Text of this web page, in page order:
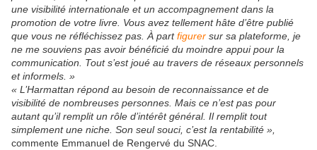
une visibilité internationale et un accompagnement dans la
promotion de votre livre. Vous avez tellement hâte d’être publié
que vous ne réfléchissez pas. À partfigurer sur sa plateforme, je
ne me souviens pas avoir bénéficié du moindre appui pour la
communication. Tout s’est joué au travers de réseaux personnels
et informels. »
« L’Harmattan répond au besoin de reconnaissance et de
visibilité de nombreuses personnes. Mais ce n’est pas pour
autant qu’il remplit un rôle d’intérêt général. Il remplit tout
simplement une niche. Son seul souci, c’est la rentabilité »,
commente Emmanuel de Rengervé du SNAC.